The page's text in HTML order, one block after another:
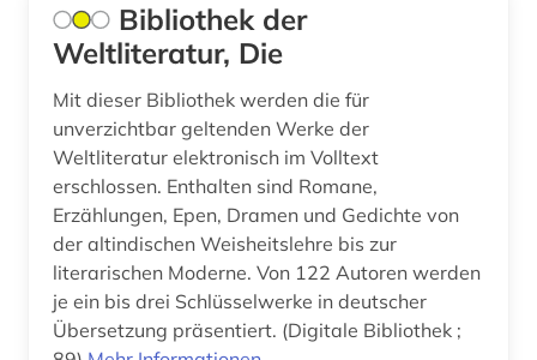
Bibliothek der
Weltliteratur, Die
Mit dieser Bibliothek werden die für
unverzichtbar geltenden Werke der
Weltliteratur elektronisch im Volltext
erschlossen. Enthalten sind Romane,
Erzählungen, Epen, Dramen und Gedichte von
der altindischen Weisheitslehre bis zur
literarischen Moderne. Von 122 Autoren werden
je ein bis drei Schlüsselwerke in deutscher
Übersetzung präsentiert. (Digitale Bibliothek ;